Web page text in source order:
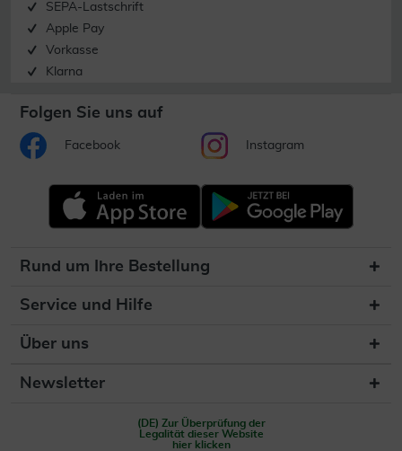
SEPA-Lastschrift
Apple Pay
Vorkasse
Klarna
Folgen Sie uns auf
Facebook Instagram
Rund um Ihre Bestellung
Service und Hilfe
Über uns
Newsletter
(DE) Zur Überprüfung der
Legalität dieser Website
hier klicken